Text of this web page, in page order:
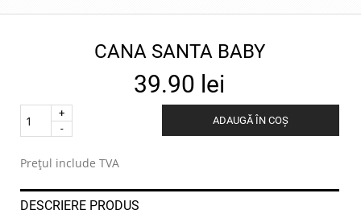
CANA SANTA BABY
39.90 lei
Quantity
ADAUGĂ ÎN COȘ
Prețul include TVA
DESCRIERE PRODUS